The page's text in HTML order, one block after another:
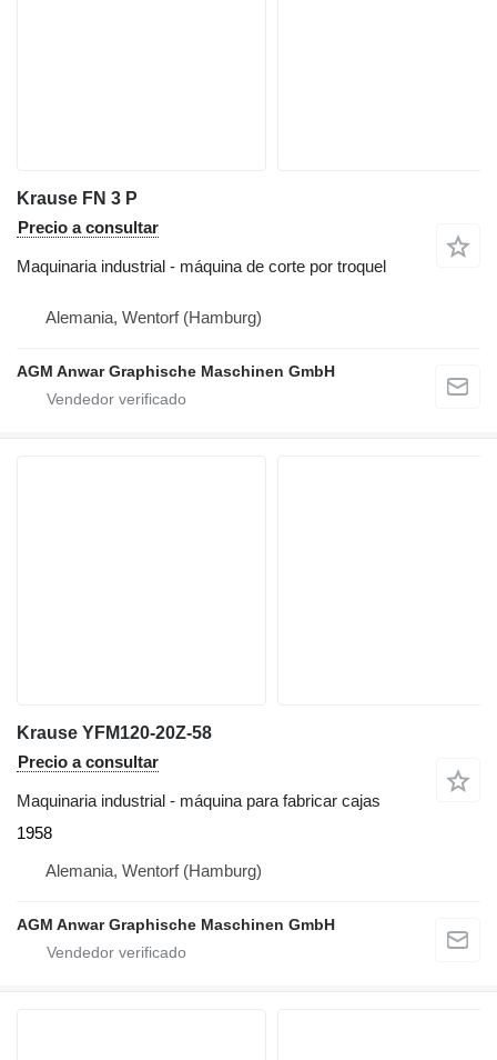
Krause FN 3 P
Precio a consultar
Maquinaria industrial - máquina de corte por troquel
Alemania, Wentorf (Hamburg)
AGM Anwar Graphische Maschinen GmbH
Krause YFM120-20Z-58
Precio a consultar
Maquinaria industrial - máquina para fabricar cajas
1958
Alemania, Wentorf (Hamburg)
AGM Anwar Graphische Maschinen GmbH